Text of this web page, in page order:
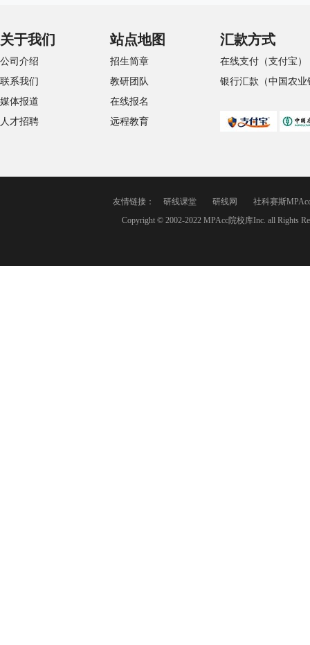
关于我们
公司介绍
联系我们
媒体报道
人才招聘
站点地图
招生简章
教研团队
在线报名
远程教育
汇款方式
在线支付（支付宝）
银行汇款（中国农业
友情链接： 研线课堂 研线网
社科赛斯
Copyright © 2002-2022 MPAcc院校库Inc. all Rights